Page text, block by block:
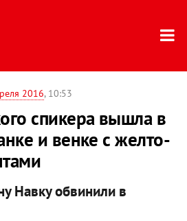
2016, 10:53
спикера вышла в
и венке с желто-
Навку обвинили в